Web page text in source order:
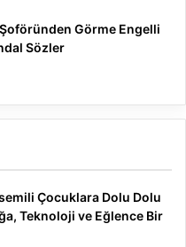
Görme Engelli
Sözler
Çocuklara Dolu Dolu
Teknoloji ve Eğlence Bir